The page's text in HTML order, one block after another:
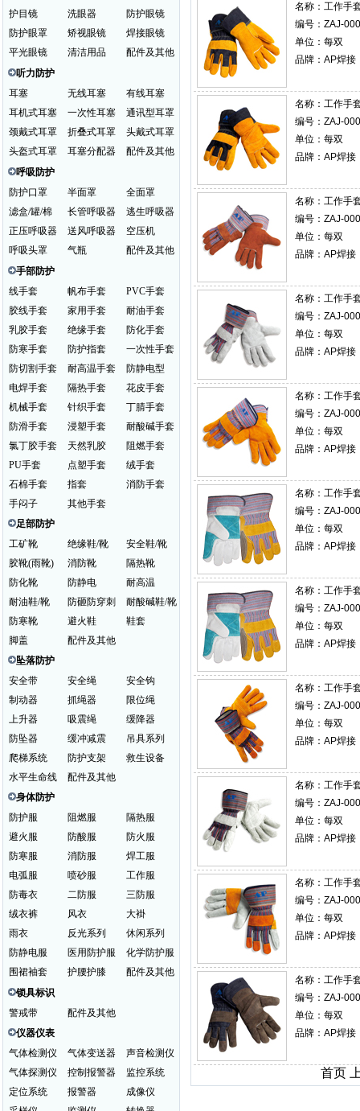
护目镜
洗眼器
防护眼镜
防护眼罩
矫视眼镜
焊接眼镜
平光眼镜
清洁用品
配件及其他
听力防护
耳塞
无线耳塞
有线耳塞
耳机式耳塞
一次性耳塞
通讯型耳罩
颈戴式耳罩
折叠式耳罩
头戴式耳罩
头盔式耳罩
耳塞分配器
配件及其他
呼吸防护
防护口罩
半面罩
全面罩
滤盒/罐/棉
长管呼吸器
逃生呼吸器
正压呼吸器
送风呼吸器
空压机
呼吸头罩
气瓶
配件及其他
手部防护
线手套
帆布手套
PVC手套
胶线手套
家用手套
耐油手套
乳胶手套
绝缘手套
防化手套
防寒手套
防护指套
一次性手套
防切割手套
耐高温手套
防静电型
电焊手套
隔热手套
花皮手套
机械手套
针织手套
丁腈手套
防滑手套
浸塑手套
耐酸碱手套
氯丁胶手套
天然乳胶
阻燃手套
PU手套
点塑手套
绒手套
石棉手套
指套
消防手套
手闷子
其他手套
足部防护
工矿靴
绝缘鞋/靴
安全鞋/靴
胶靴(雨靴)
消防靴
隔热靴
防化靴
防静电
耐高温
耐油鞋/靴
防砸防穿刺
耐酸碱鞋/靴
防寒靴
避火鞋
鞋套
脚盖
配件及其他
坠落防护
安全带
安全绳
安全钩
制动器
抓绳器
限位绳
上升器
吸震绳
缓降器
防坠器
缓冲减震
吊具系列
爬梯系统
防护支架
救生设备
水平生命线
配件及其他
身体防护
防护服
阻燃服
隔热服
避火服
防酸服
防火服
防寒服
消防服
焊工服
电弧服
喷砂服
工作服
防毒衣
二防服
三防服
绒衣裤
风衣
大褂
雨衣
反光系列
休闲系列
防静电服
医用防护服
化学防护服
围裙袖套
护腰护膝
配件及其他
锁具标识
警戒带
配件及其他
仪器仪表
气体检测仪
气体变送器
声音检测仪
气体探测仪
控制报警器
监控系统
定位系统
报警器
成像仪
名称： 工作手
编号：ZAJ-
单位：每双
品牌：AP焊接
名称： 工作手
编号：ZAJ-
单位：每双
品牌：AP焊接
名称： 工作手
编号：ZAJ-
单位：每双
品牌：AP焊接
名称： 工作手
编号：ZAJ-
单位：每双
品牌：AP焊接
名称： 工作手
编号：ZAJ-
单位：每双
品牌：AP焊接
名称： 工作手
编号：ZAJ-
单位：每双
品牌：AP焊接
名称： 工作手
编号：ZAJ-
单位：每双
品牌：AP焊接
名称： 工作手
编号：ZAJ-
单位：每双
品牌：AP焊接
名称： 工作手
编号：ZAJ-
单位：每双
品牌：AP焊接
名称： 工作手
编号：ZAJ-
单位：每双
品牌：AP焊接
名称： 工作手
编号：ZAJ-
单位：每双
品牌：AP焊接
首页